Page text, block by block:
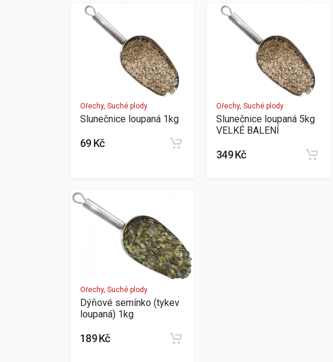
Ořechy, Suché plody
Slunečnice loupaná 1kg
69 Kč
Ořechy, Suché plody
Slunečnice loupaná 5kg
VELKÉ BALENÍ
349 Kč
Ořechy, Suché plody
Dýňové semínko (tykev
loupaná) 1kg
189 Kč